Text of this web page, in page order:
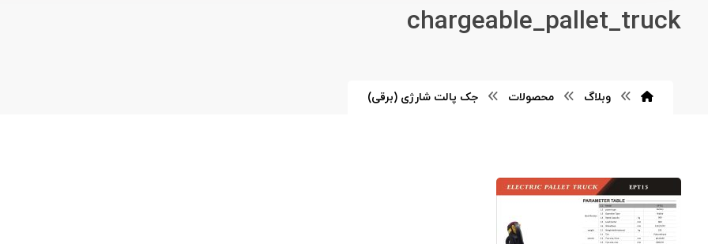
chargeable_pallet_truck
وبلاگ محصولات جک پالت شارژی (برقی)